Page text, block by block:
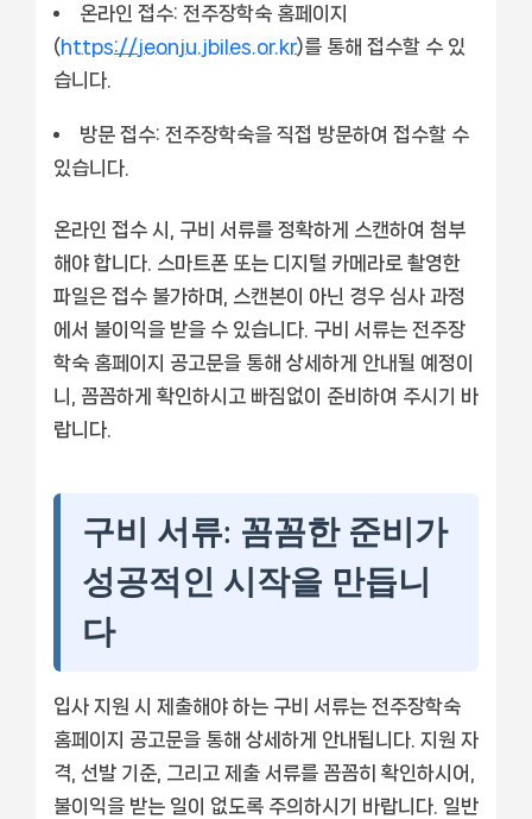
온라인 접수: 전주장학숙 홈페이지
(https://jeonju.jbiles.or.kr)를 통해 접수할 수 있
습니다.
방문 접수: 전주장학숙을 직접 방문하여 접수할 수
있습니다.
온라인 접수 시, 구비 서류를 정확하게 스캔하여 첨부
해야 합니다. 스마트폰 또는 디지털 카메라로 촬영한
파일은 접수 불가하며, 스캔본이 아닌 경우 심사 과정
에서 불이익을 받을 수 있습니다. 구비 서류는 전주장
학숙 홈페이지 공고문을 통해 상세하게 안내될 예정이
니, 꼼꼼하게 확인하시고 빠짐없이 준비하여 주시기 바
랍니다.
구비 서류: 꼼꼼한 준비가
성공적인 시작을 만듭니
다
입사 지원 시 제출해야 하는 구비 서류는 전주장학숙
홈페이지 공고문을 통해 상세하게 안내됩니다. 지원 자
격, 선발 기준, 그리고 제출 서류를 꼼꼼히 확인하시어,
불이익을 받는 일이 없도록 주의하시기 바랍니다. 일반